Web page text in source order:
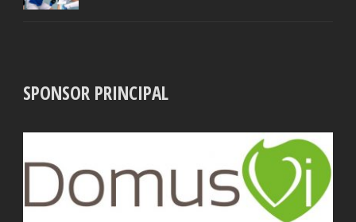
SPONSOR PRINCIPAL